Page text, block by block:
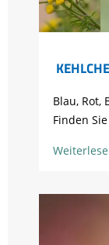
Blau, Rot,
Finden